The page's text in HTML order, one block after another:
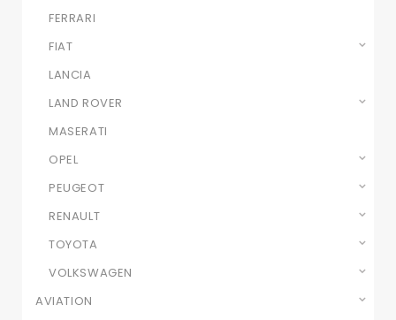
FERRARI
FIAT
LANCIA
LAND ROVER
MASERATI
OPEL
PEUGEOT
RENAULT
TOYOTA
VOLKSWAGEN
AVIATION